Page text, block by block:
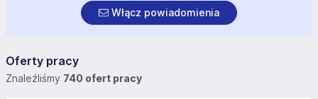
Włącz powiadomienia
Oferty pracy
Znaleźliśmy 740 ofert pracy